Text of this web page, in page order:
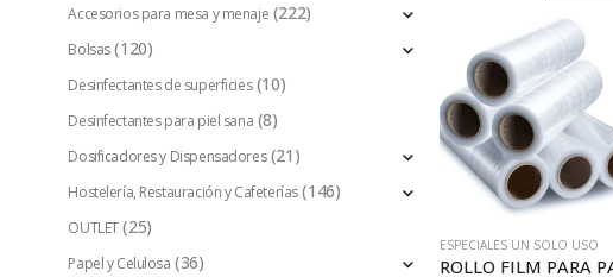
ESPECIALES UN SOLO USO
Accesorios para mesa y menaje (222)
Bolsas (120)
Desinfectantes de superficies (10)
Desinfectantes para piel sana (8)
Dosificadores y Dispensadores (21)
Hostelería, Restauración y Cafeterías (146)
OUTLET (25)
Papel y Celulosa (36)